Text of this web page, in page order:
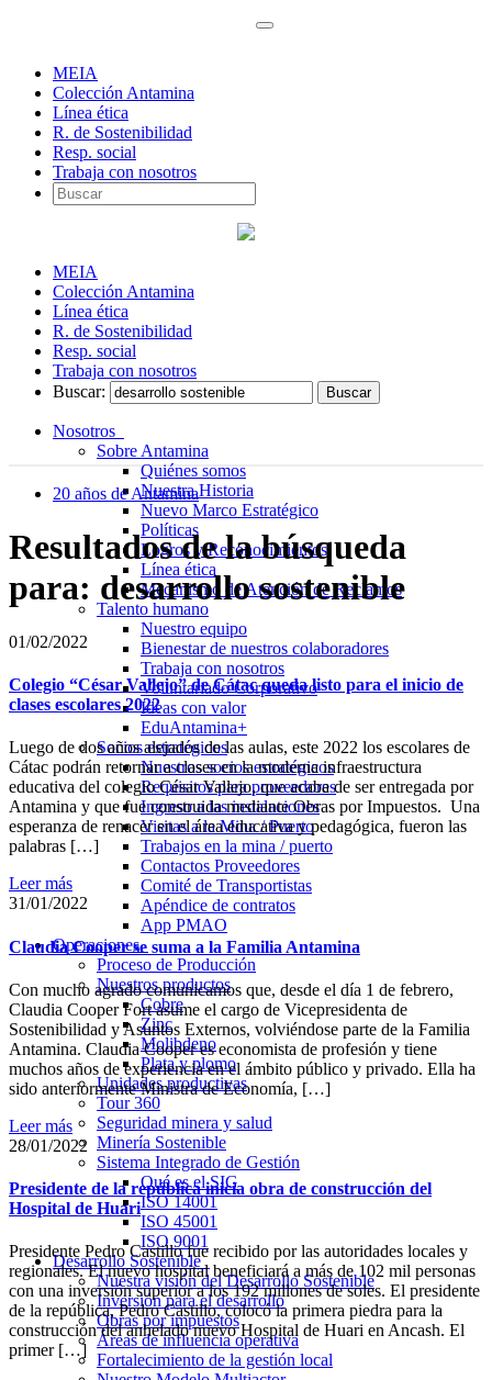
MEIA
Colección Antamina
Línea ética
R. de Sostenibilidad
Resp. social
Trabaja con nosotros
MEIA
Colección Antamina
Línea ética
R. de Sostenibilidad
Resp. social
Trabaja con nosotros
Buscar:
Nosotros
Sobre Antamina
Quiénes somos
Nuestra Historia
Nuevo Marco Estratégico
Políticas
Logros y Reconocimientos
Línea ética
Mecanismo de Atención de Reclamos
Talento humano
Nuestro equipo
Bienestar de nuestros colaboradores
Trabaja con nosotros
Voluntariado Corporativo
Ideas con valor
EduAntamina+
Socios estratégicos
Nuestros socios estratégicos
Requisitos para proveedores
Ingreso a las instalaciones
Visitas a la Mina / Puerto
Trabajos en la mina / puerto
Contactos Proveedores
Comité de Transportistas
Apéndice de contratos
App PMAO
Operaciones
Proceso de Producción
Nuestros productos
Cobre
Zinc
Molibdeno
Plata y plomo
Unidades productivas
Tour 360
Seguridad minera y salud
Minería Sostenible
Sistema Integrado de Gestión
Qué es el SIG
ISO 14001
ISO 45001
ISO 9001
Desarrollo Sostenible
Nuestra visión del Desarrollo Sostenible
Inversión para el desarrollo
Obras por impuestos
Áreas de influencia operativa
Fortalecimiento de la gestión local
20 años de Antamina
Resultados de la búsqueda
para: desarrollo sostenible
01/02/2022
Colegio “César Vallejo” de Cátac queda listo para el inicio de
clases escolares 2022
Luego de dos años alejados de las aulas, este 2022 los escolares de
Cátac podrán retornar a clases en la moderna infraestructura
educativa del colegio César Vallejo, que acaba de ser entregada por
Antamina y que fue construida mediante Obras por Impuestos. Una
esperanza de renacer en el área educativa y pedagógica, fueron las
palabras […]
Leer más
31/01/2022
Claudia Cooper se suma a la Familia Antamina
Con mucho agrado comunicamos que, desde el día 1 de febrero,
Claudia Cooper Fort asume el cargo de Vicepresidenta de
Sostenibilidad y Asuntos Externos, volviéndose parte de la Familia
Antamina. Claudia Cooper es economista de profesión y tiene
muchos años de experiencia en el ámbito público y privado. Ella ha
sido anteriormente Ministra de Economía, […]
Leer más
28/01/2022
Presidente de la república inicia obra de construcción del
Hospital de Huari
Presidente Pedro Castillo fue recibido por las autoridades locales y
regionales. El nuevo hospital beneficiará a más de 102 mil personas
con una inversión superior a los 192 millones de soles. El presidente
de la república, Pedro Castillo, colocó la primera piedra para la
construcción del anhelado nuevo Hospital de Huari en Ancash. El
primer […]